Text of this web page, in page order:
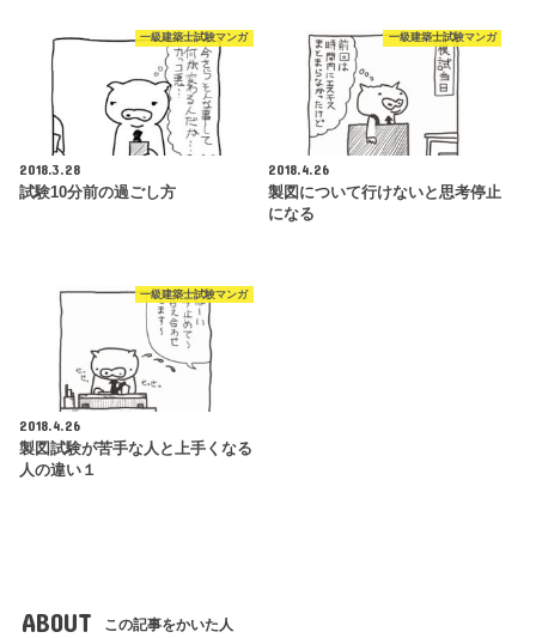
一級建築士試験マンガ
2018.3.28
試験10分前の過ごし方
一級建築士試験マンガ
2018.4.26
製図について行けないと思考停止
になる
一級建築士試験マンガ
2018.4.26
製図試験が苦手な人と上手くなる
人の違い１
ABOUT この記事をかいた人